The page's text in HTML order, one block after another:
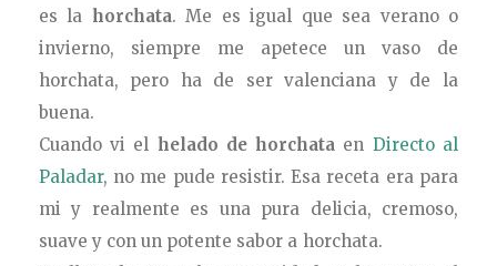
es la horchata. Me es igual que sea verano o
invierno, siempre me apetece un vaso de
horchata, pero ha de ser valenciana y de la
buena.
Cuando vi el helado de horchata en Directo al
Paladar, no me pude resistir. Esa receta era para
mi y realmente es una pura delicia, cremoso,
suave y con un potente sabor a horchata.